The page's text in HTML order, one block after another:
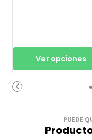
Ver opciones
PUEDE